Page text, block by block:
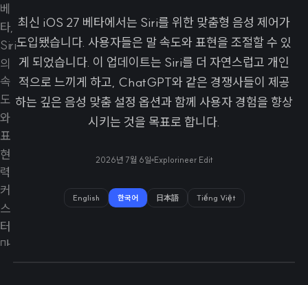
최신 iOS 27 베타에서는 Siri를 위한 맞춤형 음성 제어가
도입됐습니다. 사용자들은 말 속도와 표현을 조절할 수 있
게 되었습니다. 이 업데이트는 Siri를 더 자연스럽고 개인
적으로 느끼게 하고, ChatGPT와 같은 경쟁사들이 제공
하는 깊은 음성 맞춤 설정 옵션과 함께 사용자 경험을 향상
시키는 것을 목표로 합니다.
2026년 7월 6일 Explorineer Edit
English 한국어 日本語 Tiếng Việt